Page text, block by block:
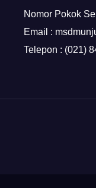
Nomor Pokok
Email :
Telepon : (021)